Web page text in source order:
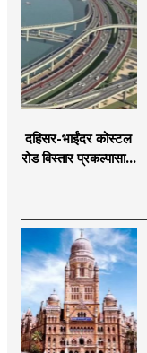
दहिसर-भाईंदर कोस्टल
रोड विस्तार प्रकल्पासाठी
मंजुरीची प्रतीक्षा